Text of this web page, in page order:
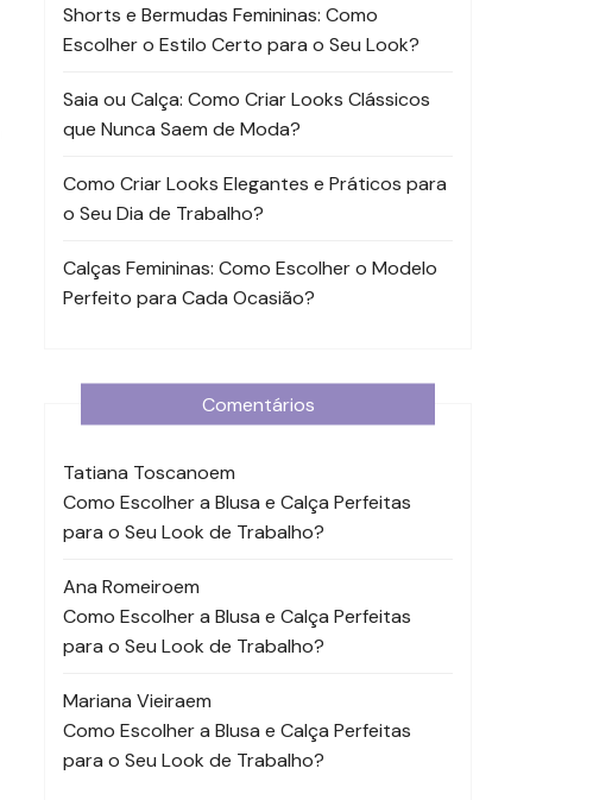
Shorts e Bermudas Femininas: Como
Escolher o Estilo Certo para o Seu Look?
Saia ou Calça: Como Criar Looks Clássicos
que Nunca Saem de Moda?
Como Criar Looks Elegantes e Práticos para
o Seu Dia de Trabalho?
Calças Femininas: Como Escolher o Modelo
Perfeito para Cada Ocasião?
Comentários
Tatiana Toscanoem
Como Escolher a Blusa e Calça Perfeitas
para o Seu Look de Trabalho?
Ana Romeiroem
Como Escolher a Blusa e Calça Perfeitas
para o Seu Look de Trabalho?
Mariana Vieiraem
Como Escolher a Blusa e Calça Perfeitas
para o Seu Look de Trabalho?